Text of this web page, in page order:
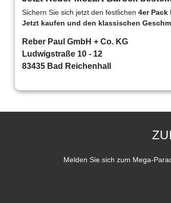
Sichern Sie sich jetzt den festlichen 4er Pack
Jetzt kaufen und den klassischen
Reber Paul GmbH + Co. KG
Ludwigstraße 10 - 12
83435 Bad Reichenhall
Melden Sie sich zum Mega-